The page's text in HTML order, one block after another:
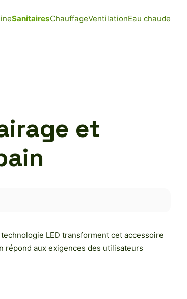
SanitairesChauffageVentilationEau chaude
et
LED transforment cet accessoire
répond aux exigences des utilisateurs